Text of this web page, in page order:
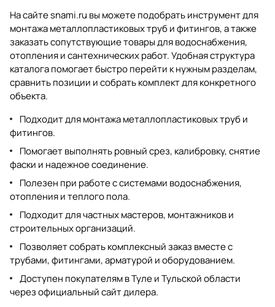
На сайтеsnami.ru вы можете подобрать инструмент для
монтажа металлопластиковых труб и фитингов, а также
заказать сопутствующие товары для водоснабжения,
отопления и сантехнических работ. Удобная структура
каталога помогает быстро перейти к нужным разделам,
сравнить позиции и собрать комплект для конкретного
объекта.
Подходит для монтажа металлопластиковых труб и
фитингов.
Помогает выполнять ровный срез, калибровку, снятие
фаски и надежное соединение.
Полезен при работе с системами водоснабжения,
отопления и теплого пола.
Подходит для частных мастеров, монтажников и
строительных организаций.
Позволяет собрать комплексный заказ вместе с
трубами, фитингами, арматурой и оборудованием.
Доступен покупателям в Туле и Тульской области
через официальный сайт дилера.